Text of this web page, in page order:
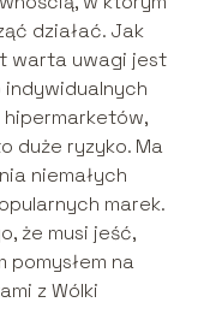
działać. Jak
warta uwagi jest
duże ryzyko. Ma
niemałych
marek.
że musi jeść,
pomysłem na
z Wólki